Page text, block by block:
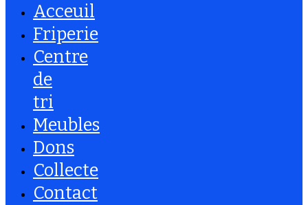
Acceuil
Friperie
Centre
de
tri
Meubles
Dons
Collecte
Contact